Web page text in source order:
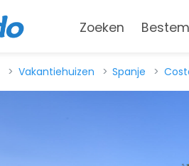
Zoeken
Vakantiehuizen Spanje